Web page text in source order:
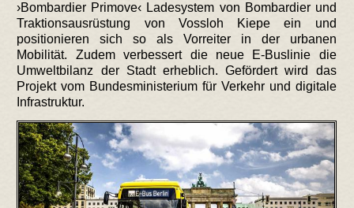
›Bombardier Primove‹ Ladesystem von Bombardier und
Traktionsausrüstung von Vossloh Kiepe ein und
positionieren sich so als Vorreiter in der urbanen
Mobilität. Zudem verbessert die neue E-Buslinie die
Umweltbilanz der Stadt erheblich. Gefördert wird das
Projekt vom Bundesministerium für Verkehr und digitale
Infrastruktur.